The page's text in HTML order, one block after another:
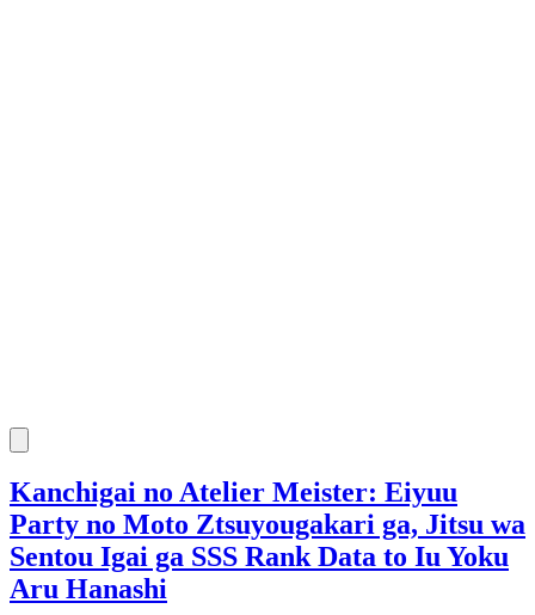
Kanchigai no Atelier Meister: Eiyuu
Party no Moto Ztsuyougakari ga, Jitsu wa
Sentou Igai ga SSS Rank Data to Iu Yoku
Aru Hanashi